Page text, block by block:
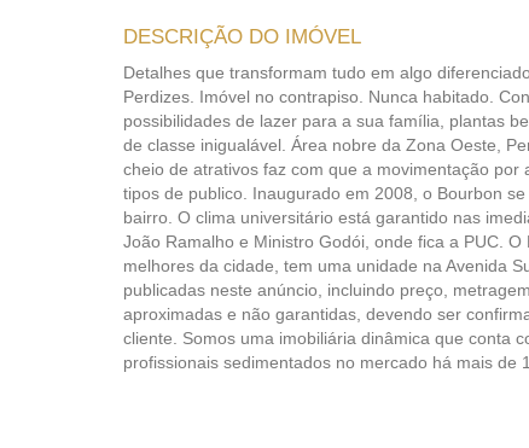
DESCRIÇÃO DO IMÓVEL
Detalhes que transformam tudo em algo
Perdizes. Imóvel no contrapiso. Nunca habitado.
possibilidades de lazer para a sua família, plantas
de classe inigualável. Área nobre da Zona Oeste,
cheio de atrativos faz com que a movimentação por
tipos de publico. Inaugurado em 2008, o Bourbon
bairro. O clima universitário está garantido nas
João Ramalho e Ministro Godói, onde fica a PUC.
melhores da cidade, tem uma unidade na Avenida
publicadas neste anúncio, incluindo preço,
aproximadas e não garantidas, devendo ser
cliente. Somos uma imobiliária dinâmica que conta
profissionais sedimentados no mercado há mais de